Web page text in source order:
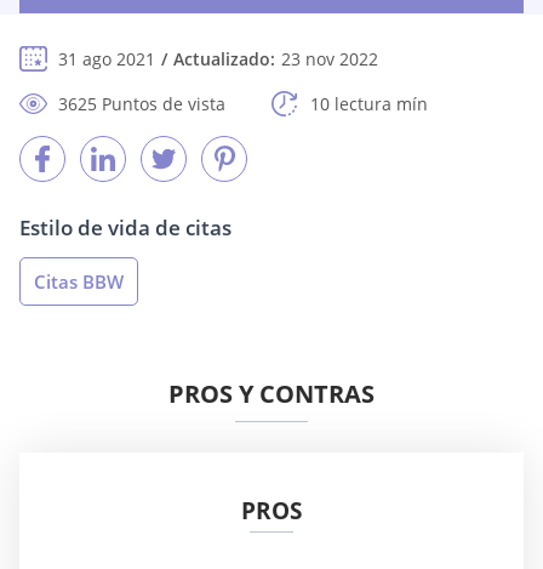
31 ago 2021 Actualizado: 23 nov 2022
3625 Puntos de vista
10 lectura mín
Estilo de vida de citas
Citas BBW
PROS Y CONTRAS
PROS